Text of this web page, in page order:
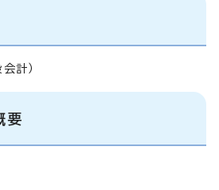
計）
要